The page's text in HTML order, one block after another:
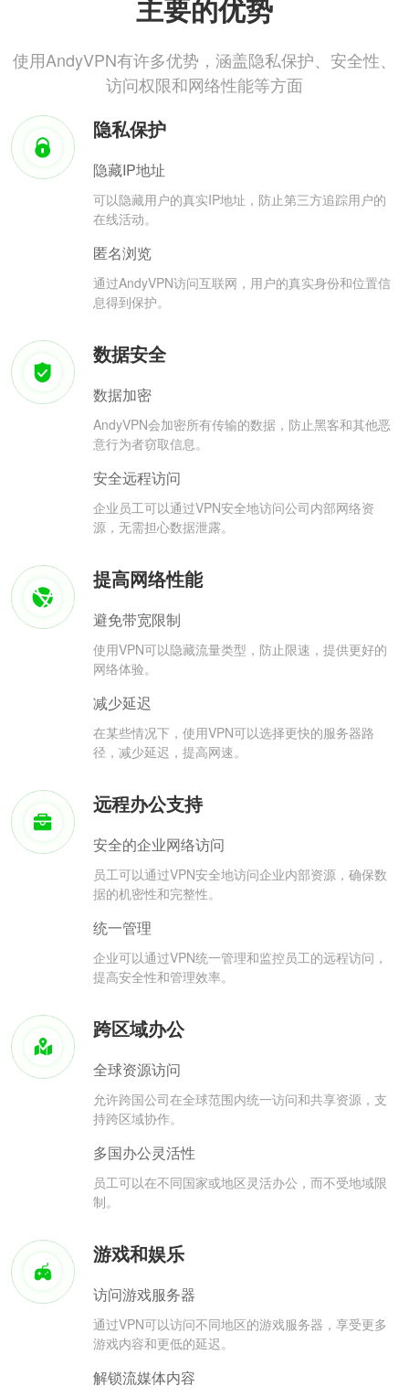
主要的优势
使用AndyVPN有许多优势，涵盖隐私保护、安全性、
访问权限和网络性能等方面
隐私保护
隐藏IP地址
可以隐藏用户的真实IP地址，防止第三方追踪用户的
在线活动。
匿名浏览
通过AndyVPN访问互联网，用户的真实身份和位置信
息得到保护。
数据安全
数据加密
AndyVPN会加密所有传输的数据，防止黑客和其他恶
意行为者窃取信息。
安全远程访问
企业员工可以通过VPN安全地访问公司内部网络资
源，无需担心数据泄露。
提高网络性能
避免带宽限制
使用VPN可以隐藏流量类型，防止限速，提供更好的
网络体验。
减少延迟
在某些情况下，使用VPN可以选择更快的服务器路
径，减少延迟，提高网速。
远程办公支持
安全的企业网络访问
员工可以通过VPN安全地访问企业内部资源，确保数
据的机密性和完整性。
统一管理
企业可以通过VPN统一管理和监控员工的远程访问，
提高安全性和管理效率。
跨区域办公
全球资源访问
允许跨国公司在全球范围内统一访问和共享资源，支
持跨区域协作。
多国办公灵活性
员工可以在不同国家或地区灵活办公，而不受地域限
制。
游戏和娱乐
访问游戏服务器
通过VPN可以访问不同地区的游戏服务器，享受更多
游戏内容和更低的延迟。
解锁流媒体内容